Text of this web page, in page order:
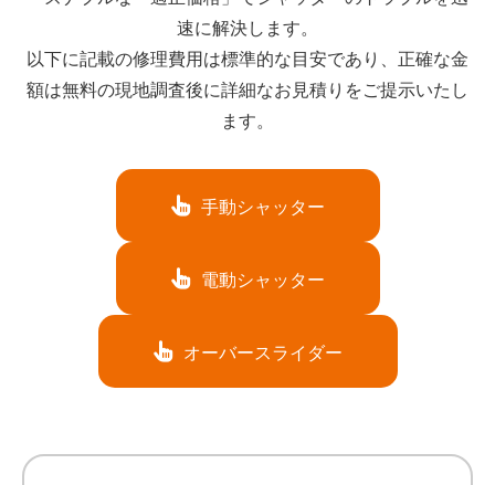
速に解決します。
以下に記載の修理費用は標準的な目安であり、正確な金
額は無料の現地調査後に詳細なお見積りをご提示いたし
ます。
手動シャッター
電動シャッター
オーバースライダー